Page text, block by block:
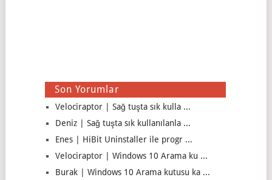
Son Yorumlar
Velociraptor | Sağ tuşta sık kulla ...
Deniz | Sağ tuşta sık kullanılanla ...
Enes | HiBit Uninstaller ile progr ...
Velociraptor | Windows 10 Arama ku ...
Burak | Windows 10 Arama kutusu ka ...